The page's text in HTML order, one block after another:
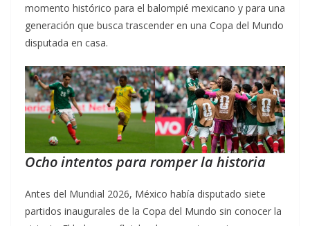
momento histórico para el balompié mexicano y para una
generación que busca trascender en una Copa del Mundo
disputada en casa.
Ocho intentos para romper la historia
Antes del Mundial 2026, México había disputado siete
partidos inaugurales de la Copa del Mundo sin conocer la